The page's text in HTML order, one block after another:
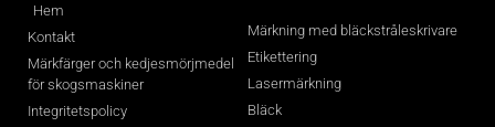
Hem
Kontakt
Märkfärger och kedjesmörjmedel
för skogsmaskiner
Integritetspolicy
Märkning med bläckstråleskrivare
Etikettering
Lasermärkning
Bläck